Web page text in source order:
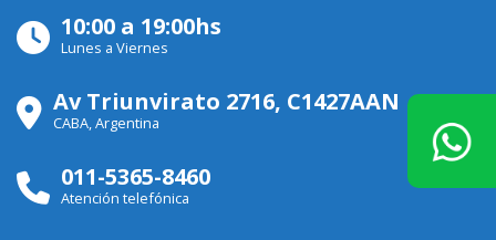
10:00 a 19:00hs
Lunes a Viernes
Av Triunvirato 2716, C1427AAN
CABA, Argentina
011-5365-8460
Atención telefónica